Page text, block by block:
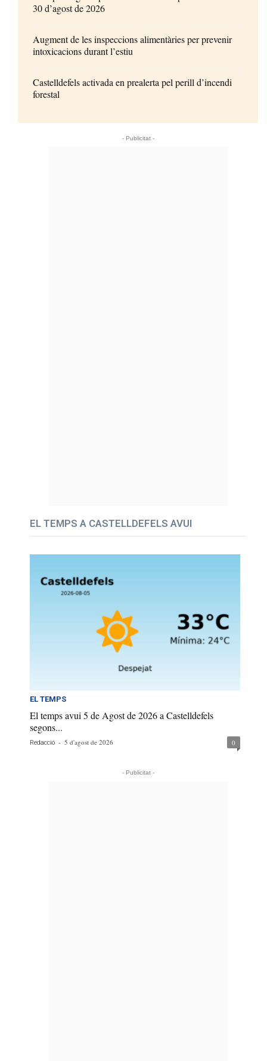
30 d’agost de 2026
Augment de les inspeccions alimentàries per prevenir
intoxicacions durant l’estiu
Castelldefels activada en prealerta pel perill d’incendi
forestal
- Publicitat -
EL TEMPS A CASTELLDEFELS AVUI
EL TEMPS
El temps avui 5 de Agost de 2026 a Castelldefels
segons...
Redacció - 5 d'agost de 2026 0
- Publicitat -